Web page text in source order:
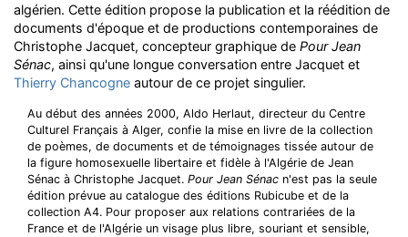
algérien. Cette édition propose la publication et la réédition de
documents d'époque et de productions contemporaines de
Christophe Jacquet, concepteur graphique de Pour Jean
Sénac, ainsi qu'une longue conversation entre Jacquet et
Thierry Chancogne autour de ce projet singulier.
Au début des années 2000, Aldo Herlaut, directeur du Centre
Culturel Français à Alger, confie la mise en livre de la collection
de poèmes, de documents et de témoignages tissée autour de
la figure homosexuelle libertaire et fidèle à l'Algérie de Jean
Sénac à Christophe Jacquet. Pour Jean Sénac n'est pas la seule
édition prévue au catalogue des éditions Rubicube et de la
collection A4. Pour proposer aux relations contrariées de la
France et de l'Algérie un visage plus libre, souriant et sensible,